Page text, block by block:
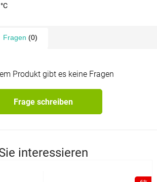
Fragen (0)
Produkt gibt es keine Fragen
Frage schreiben
interessieren